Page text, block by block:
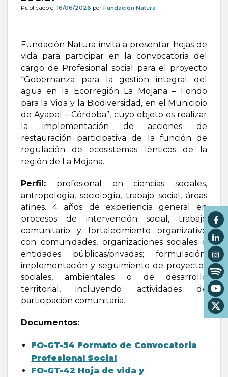
Publicado el 16/06/2026 por Fundación Natura
Fundación Natura invita a presentar hojas de
vida para participar en la convocatoria del
cargo de Profesional social para el proyecto
“Gobernanza para la gestión integral del
agua en la Ecorregión La Mojana – Fondo
para la Vida y la Biodiversidad, en el Municipio
de Ayapel – Córdoba”, cuyo objeto es realizar
la implementación de acciones de
restauración participativa de la función de
regulación de ecosistemas lénticos de la
región de La Mojana.
Perfil:profesional en ciencias sociales,
antropología, sociología, trabajo social, áreas
afines. 4 años de experiencia general en
procesos de intervención social, trabajo
comunitario y fortalecimiento organizativo
con comunidades, organizaciones sociales o
entidades públicas/privadas; formulación,
implementación y seguimiento de proyectos
sociales, ambientales o de desarrollo
territorial, incluyendo actividades de
participación comunitaria.
Documentos:
FO-GT-54 Formato de Convocatoria
Profesional Social
FO-GT-42 Hoja de vida y